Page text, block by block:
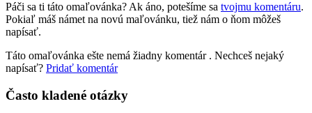
Páči sa ti táto omaľovánka? Ak áno, potešíme sa tvojmu komentáru.
Pokiaľ máš námet na novú maľovánku, tiež nám o ňom môžeš
napísať.
Táto omaľovánka ešte nemá žiadny komentár . Nechceš nejaký
napísať? Pridať komentár
Často kladené otázky